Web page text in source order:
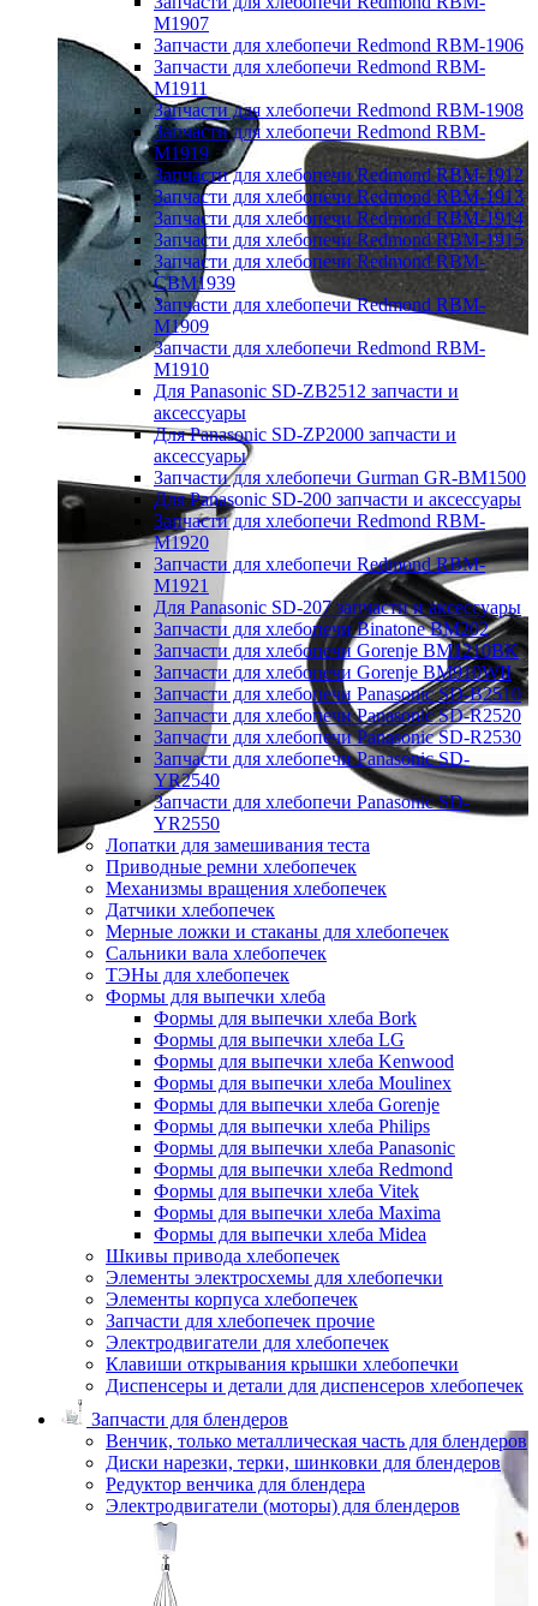
M1907
Запчасти для хлебопечи Redmond RBM-1906
Запчасти для хлебопечи Redmond RBM-
M1911
Запчасти для хлебопечи Redmond RBM-1908
Запчасти для хлебопечи Redmond RBM-
M1919
Запчасти для хлебопечи Redmond RBM-1912
Запчасти для хлебопечи Redmond RBM-1913
Запчасти для хлебопечи Redmond RBM-1914
Запчасти для хлебопечи Redmond RBM-1915
Запчасти для хлебопечи Redmond RBM-
CBM1939
Запчасти для хлебопечи Redmond RBM-
M1909
Запчасти для хлебопечи Redmond RBM-
M1910
Для Panasonic SD-ZB2512 запчасти и
аксессуары
Для Panasonic SD-ZP2000 запчасти и
аксессуары
Запчасти для хлебопечи Gurman GR-BM1500
Для Panasonic SD-200 запчасти и аксессуары
Запчасти для хлебопечи Redmond RBM-
M1920
Запчасти для хлебопечи Redmond RBM-
M1921
Для Panasonic SD-207 запчасти и аксессуары
Запчасти для хлебопечи Binatone BM202
Запчасти для хлебопечи Gorenje BM1210BK
Запчасти для хлебопечи Gorenje BM910WII
Запчасти для хлебопечи Panasonic SD-B2510
Запчасти для хлебопечи Panasonic SD-R2520
Запчасти для хлебопечи Panasonic SD-R2530
Запчасти для хлебопечи Panasonic SD-
YR2540
Запчасти для хлебопечи Panasonic SD-
YR2550
Лопатки для замешивания теста
Приводные ремни хлебопечек
Механизмы вращения хлебопечек
Датчики хлебопечек
Мерные ложки и стаканы для хлебопечек
Сальники вала хлебопечек
ТЭНы для хлебопечек
Формы для выпечки хлеба
Формы для выпечки хлеба Bork
Формы для выпечки хлеба LG
Формы для выпечки хлеба Kenwood
Формы для выпечки хлеба Moulinex
Формы для выпечки хлеба Gorenje
Формы для выпечки хлеба Philips
Формы для выпечки хлеба Panasonic
Формы для выпечки хлеба Redmond
Формы для выпечки хлеба Vitek
Формы для выпечки хлеба Maxima
Формы для выпечки хлеба Midea
Шкивы привода хлебопечек
Элементы электросхемы для хлебопечки
Элементы корпуса хлебопечек
Запчасти для хлебопечек прочие
Электродвигатели для хлебопечек
Клавиши открывания крышки хлебопечки
Диспенсеры и детали для диспенсеров хлебопечек
Запчасти для блендеров
Венчик, только металлическая часть для блендеров
Диски нарезки, терки, шинковки для блендеров
Редуктор венчика для блендера
Электродвигатели (моторы) для блендеров